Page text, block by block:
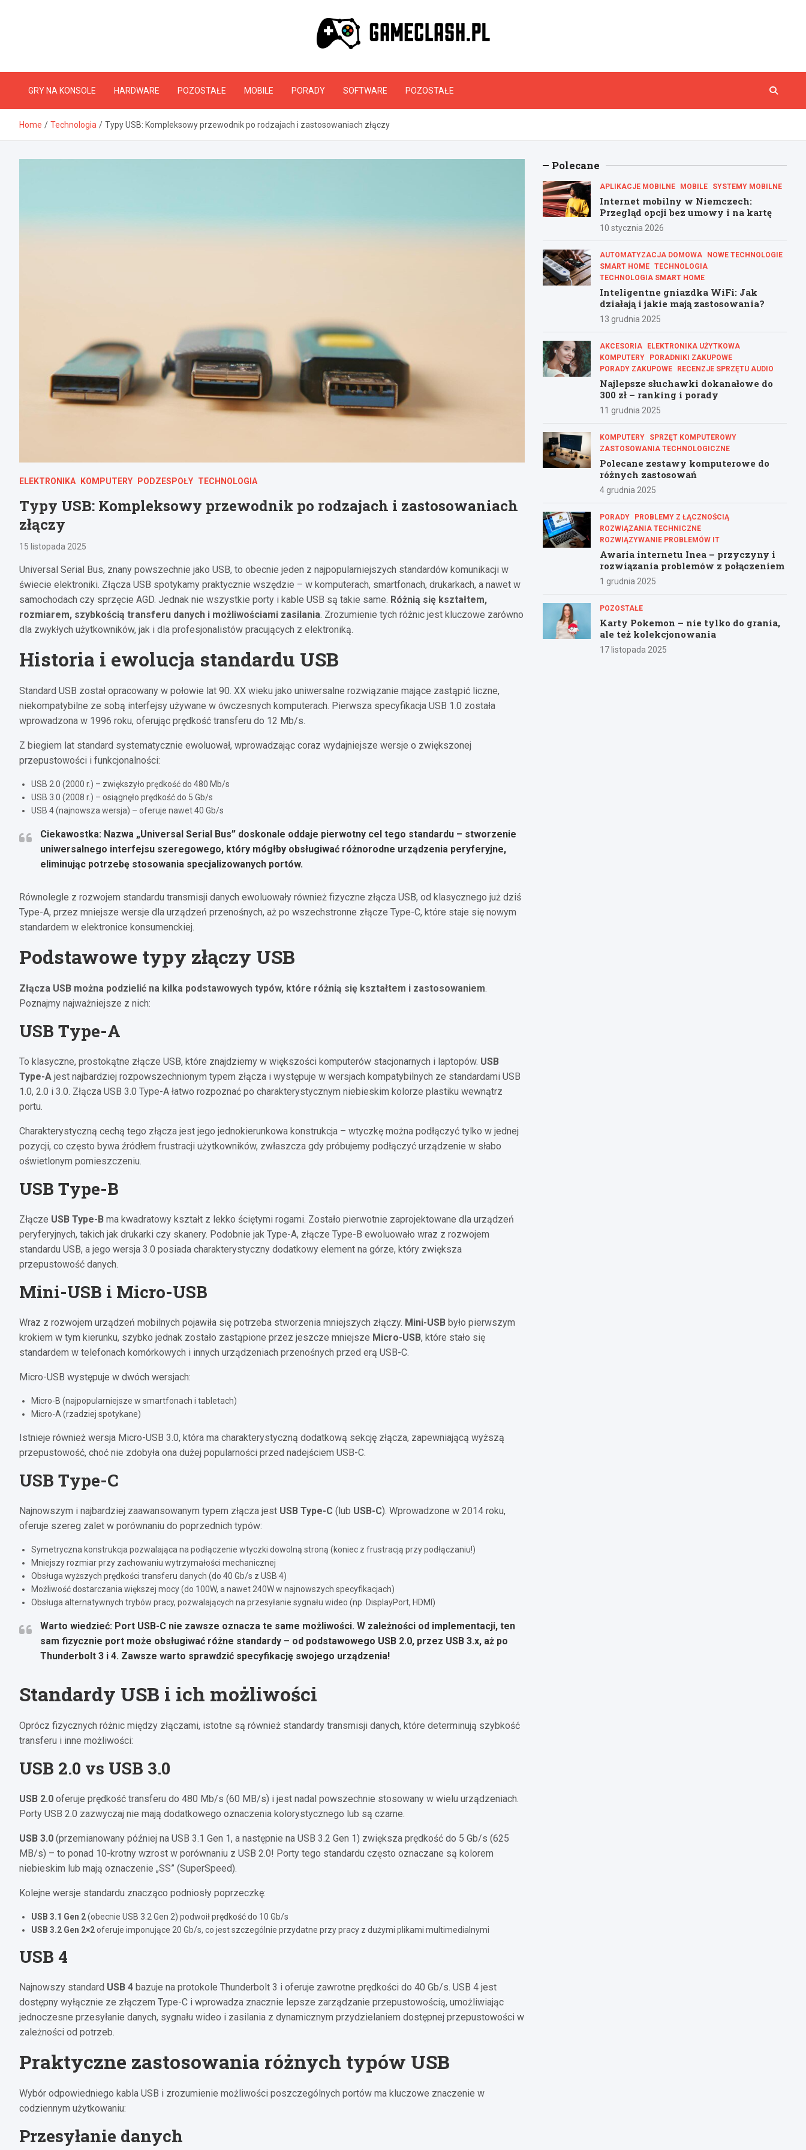
GameClash.pl
GRY NA KONSOLE HARDWARE POZOSTAŁE MOBILE PORADY SOFTWARE POZOSTAŁE
Home Technologia Typy USB: Kompleksowy przewodnik po rodzajach i zastosowaniach złączy
ELEKTRONIKA KOMPUTERY PODZESPOŁY TECHNOLOGIA
Typy USB: Kompleksowy przewodnik po rodzajach i zastosowaniach
złączy
15 listopada 2025
Universal Serial Bus, znany powszechnie jako USB, to obecnie jeden z najpopularniejszych standardów komunikacji w
świecie elektroniki. Złącza USB spotykamy praktycznie wszędzie – w komputerach, smartfonach, drukarkach, a nawet w
samochodach czy sprzęcie AGD. Jednak nie wszystkie porty i kable USB są takie same. Różnią się kształtem,
rozmiarem, szybkością transferu danych i możliwościami zasilania. Zrozumienie tych różnic jest kluczowe zarówno
dla zwykłych użytkowników, jak i dla profesjonalistów pracujących z elektroniką.
Historia i ewolucja standardu USB
Standard USB został opracowany w połowie lat 90. XX wieku jako uniwersalne rozwiązanie mające zastąpić liczne,
niekompatybilne ze sobą interfejsy używane w ówczesnych komputerach. Pierwsza specyfikacja USB 1.0 została
wprowadzona w 1996 roku, oferując prędkość transferu do 12 Mb/s.
Z biegiem lat standard systematycznie ewoluował, wprowadzając coraz wydajniejsze wersje o zwiększonej
przepustowości i funkcjonalności:
USB 2.0 (2000 r.) – zwiększyło prędkość do 480 Mb/s
USB 3.0 (2008 r.) – osiągnęło prędkość do 5 Gb/s
USB 4 (najnowsza wersja) – oferuje nawet 40 Gb/s
Ciekawostka: Nazwa „Universal Serial Bus” doskonale oddaje pierwotny cel tego standardu – stworzenie
uniwersalnego interfejsu szeregowego, który mógłby obsługiwać różnorodne urządzenia peryferyjne,
eliminując potrzebę stosowania specjalizowanych portów.
Równolegle z rozwojem standardu transmisji danych ewoluowały również fizyczne złącza USB, od klasycznego już dziś
Type-A, przez mniejsze wersje dla urządzeń przenośnych, aż po wszechstronne złącze Type-C, które staje się nowym
standardem w elektronice konsumenckiej.
Podstawowe typy złączy USB
Złącza USB można podzielić na kilka podstawowych typów, które różnią się kształtem i zastosowaniem.
Poznajmy najważniejsze z nich:
USB Type-A
To klasyczne, prostokątne złącze USB, które znajdziemy w większości komputerów stacjonarnych i laptopów. USB
Type-A jest najbardziej rozpowszechnionym typem złącza i występuje w wersjach kompatybilnych ze standardami USB
1.0, 2.0 i 3.0. Złącza USB 3.0 Type-A łatwo rozpoznać po charakterystycznym niebieskim kolorze plastiku wewnątrz
portu.
Charakterystyczną cechą tego złącza jest jego jednokierunkowa konstrukcja – wtyczkę można podłączyć tylko w jednej
pozycji, co często bywa źródłem frustracji użytkowników, zwłaszcza gdy próbujemy podłączyć urządzenie w słabo
oświetlonym pomieszczeniu.
USB Type-B
Złącze USB Type-B ma kwadratowy kształt z lekko ściętymi rogami. Zostało pierwotnie zaprojektowane dla urządzeń
peryferyjnych, takich jak drukarki czy skanery. Podobnie jak Type-A, złącze Type-B ewoluowało wraz z rozwojem
standardu USB, a jego wersja 3.0 posiada charakterystyczny dodatkowy element na górze, który zwiększa
przepustowość danych.
Mini-USB i Micro-USB
Wraz z rozwojem urządzeń mobilnych pojawiła się potrzeba stworzenia mniejszych złączy. Mini-USB było pierwszym
krokiem w tym kierunku, szybko jednak zostało zastąpione przez jeszcze mniejsze Micro-USB, które stało się
standardem w telefonach komórkowych i innych urządzeniach przenośnych przed erą USB-C.
Micro-USB występuje w dwóch wersjach:
Micro-B (najpopularniejsze w smartfonach i tabletach)
Micro-A (rzadziej spotykane)
Istnieje również wersja Micro-USB 3.0, która ma charakterystyczną dodatkową sekcję złącza, zapewniającą wyższą
przepustowość, choć nie zdobyła ona dużej popularności przed nadejściem USB-C.
USB Type-C
Najnowszym i najbardziej zaawansowanym typem złącza jest USB Type-C (lub USB-C). Wprowadzone w 2014 roku,
oferuje szereg zalet w porównaniu do poprzednich typów:
Symetryczna konstrukcja pozwalająca na podłączenie wtyczki dowolną stroną (koniec z frustracją przy podłączaniu!)
Mniejszy rozmiar przy zachowaniu wytrzymałości mechanicznej
Obsługa wyższych prędkości transferu danych (do 40 Gb/s z USB 4)
Możliwość dostarczania większej mocy (do 100W, a nawet 240W w najnowszych specyfikacjach)
Obsługa alternatywnych trybów pracy, pozwalających na przesyłanie sygnału wideo (np. DisplayPort, HDMI)
Warto wiedzieć: Port USB-C nie zawsze oznacza te same możliwości. W zależności od implementacji, ten
sam fizycznie port może obsługiwać różne standardy – od podstawowego USB 2.0, przez USB 3.x, aż po
Thunderbolt 3 i 4. Zawsze warto sprawdzić specyfikację swojego urządzenia!
Standardy USB i ich możliwości
Oprócz fizycznych różnic między złączami, istotne są również standardy transmisji danych, które determinują szybkość
transferu i inne możliwości:
USB 2.0 vs USB 3.0
USB 2.0 oferuje prędkość transferu do 480 Mb/s (60 MB/s) i jest nadal powszechnie stosowany w wielu urządzeniach.
Porty USB 2.0 zazwyczaj nie mają dodatkowego oznaczenia kolorystycznego lub są czarne.
USB 3.0 (przemianowany później na USB 3.1 Gen 1, a następnie na USB 3.2 Gen 1) zwiększa prędkość do 5 Gb/s (625
MB/s) – to ponad 10-krotny wzrost w porównaniu z USB 2.0! Porty tego standardu często oznaczane są kolorem
niebieskim lub mają oznaczenie „SS” (SuperSpeed).
Kolejne wersje standardu znacząco podniosły poprzeczkę:
USB 3.1 Gen 2(obecnie USB 3.2 Gen 2) podwoił prędkość do 10 Gb/s
USB 3.2 Gen 2×2oferuje imponujące 20 Gb/s, co jest szczególnie przydatne przy pracy z dużymi plikami multimedialnymi
USB 4
Najnowszy standard USB 4 bazuje na protokole Thunderbolt 3 i oferuje zawrotne prędkości do 40 Gb/s. USB 4 jest
dostępny wyłącznie ze złączem Type-C i wprowadza znacznie lepsze zarządzanie przepustowością, umożliwiając
jednoczesne przesyłanie danych, sygnału wideo i zasilania z dynamicznym przydzielaniem dostępnej przepustowości w
zależności od potrzeb.
Praktyczne zastosowania różnych typów USB
Wybór odpowiedniego kabla USB i zrozumienie możliwości poszczególnych portów ma kluczowe znaczenie w
codziennym użytkowaniu:
Przesyłanie danych
Polecane
APLIKACJE MOBILNE MOBILE SYSTEMY MOBILNE
Internet mobilny w Niemczech:
Przegląd opcji bez umowy i na kartę
10 stycznia 2026
AUTOMATYZACJA DOMOWA
NOWE TECHNOLOGIE
SMART HOME TECHNOLOGIA
TECHNOLOGIA SMART HOME
Inteligentne gniazdka WiFi: Jak
działają i jakie mają zastosowania?
13 grudnia 2025
AKCESORIA
ELEKTRONIKA UŻYTKOWA
KOMPUTERY
PORADNIKI ZAKUPOWE
PORADY ZAKUPOWE
RECENZJE SPRZĘTU AUDIO
Najlepsze słuchawki dokanałowe do
300 zł – ranking i porady
11 grudnia 2025
KOMPUTERY
SPRZĘT KOMPUTEROWY
ZASTOSOWANIA TECHNOLOGICZNE
Polecane zestawy komputerowe do
różnych zastosowań
4 grudnia 2025
PORADY
PROBLEMY Z ŁĄCZNOŚCIĄ
ROZWIĄZANIA TECHNICZNE
ROZWIĄZYWANIE PROBLEMÓW IT
Awaria internetu Inea – przyczyny i
rozwiązania problemów z połączeniem
1 grudnia 2025
POZOSTAŁE
Karty Pokemon – nie tylko do grania,
ale też kolekcjonowania
17 listopada 2025